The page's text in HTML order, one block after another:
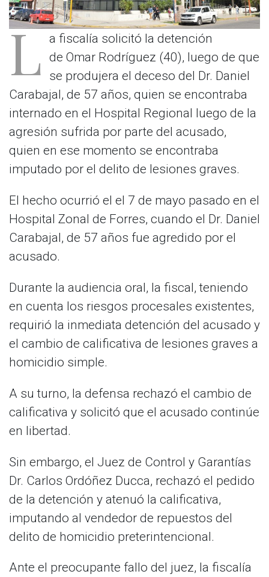
L a fiscalía solicitó la detención
de Omar Rodríguez (40), luego de que
se produjera el deceso del Dr. Daniel
Carabajal, de 57 años, quien se encontraba
internado en el Hospital Regional luego de la
agresión sufrida por parte del acusado,
quien en ese momento se encontraba
imputado por el delito de lesiones graves.
El hecho ocurrió el el 7 de mayo pasado en el
Hospital Zonal de Forres, cuando el Dr. Daniel
Carabajal, de 57 años fue agredido por el
acusado.
Durante la audiencia oral, la fiscal, teniendo
en cuenta los riesgos procesales existentes,
requirió la inmediata detención del acusado y
el cambio de calificativa de lesiones graves a
homicidio simple.
A su turno, la defensa rechazó el cambio de
calificativa y solicitó que el acusado continúe
en libertad.
Sin embargo, el Juez de Control y Garantías
Dr. Carlos Ordóñez Ducca, rechazó el pedido
de la detención y atenuó la calificativa,
imputando al vendedor de repuestos del
delito de homicidio preterintencional.
Ante el preocupante fallo del juez, la fiscalía